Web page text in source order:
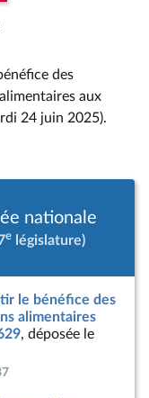
des
aux
24 juin 2025).
nationale
e législature)
le bénéfice des
alimentaires
, déposée le